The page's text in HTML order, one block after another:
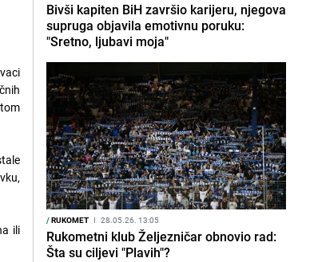
ili
Bivši kapiten BiH završio karijeru, njegova
supruga objavila emotivnu poruku:
"Sretno, ljubavi moja"
/RUKOMET I 28.05.26. 13:05
Rukometni klub Željezničar obnovio rad:
Šta su ciljevi "Plavih"?